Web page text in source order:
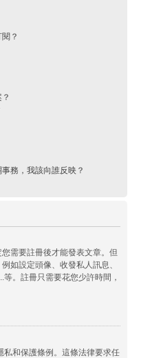
？
務，我該向誰反映？
需要註冊後才能發表文章。但
如設定頭像、收發私人訊息、
。註冊只需要花您少許時間，
私和保護條例。這條法律要求任